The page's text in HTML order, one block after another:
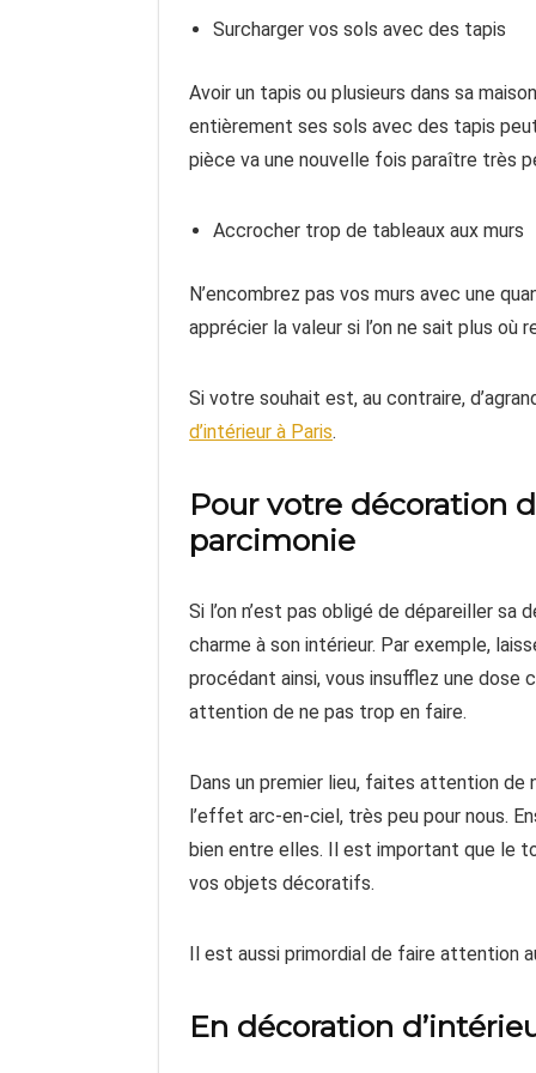
Surcharger vos sols avec des tapis
Avoir un tapis ou plusieurs dans sa
entièrement ses sols avec des tapis
pièce va une nouvelle fois paraître très
Accrocher trop de tableaux aux murs
N’encombrez pas vos murs avec une
apprécier la valeur si l’on ne sait plus où
Si votre souhait est, au contraire,
d’intérieur à Paris.
Pour votre décoration
parcimonie
Si l’on n’est pas obligé de dépareiller
charme à son intérieur. Par exemple,
procédant ainsi, vous insufflez une dose
attention de ne pas trop en faire.
Dans un premier lieu, faites attention de
l’effet arc-en-ciel, très peu pour nous.
bien entre elles. Il est important que le
vos objets décoratifs.
Il est aussi primordial de faire attention
En décoration